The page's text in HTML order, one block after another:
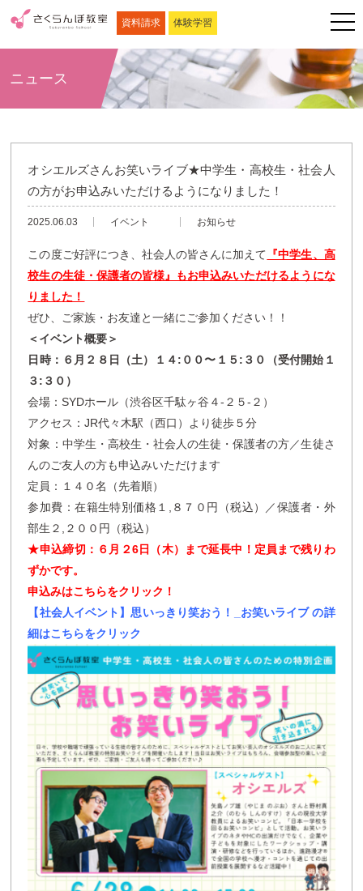
資料請求 体験学習
ニュース
オシエルズさんお笑いライブ★中学生・高校生・社会人
の方がお申込みいただけるようになりました！
2025.06.03 イベント お知らせ
この度ご好評につき、社会人の皆さんに加えて 『中学生、高
校生の生徒・保護者の皆様』もお申込みいただけるようにな
りました！
ぜひ、ご家族・お友達と一緒にご参加ください！！
＜イベント概要＞
日時：６月２８日（土）１４:００〜１５:３０（受付開始１
３:３０）
会場：SYDホール（渋谷区千駄ヶ谷４-２５-２）
アクセス：JR代々木駅（西口）より徒歩５分
対象：中学生・高校生・社会人の生徒・保護者の方／生徒さ
んのご友人の方も申込みいただけます
定員：１４０名（先着順）
参加費：在籍生特別価格１,８７０円（税込）／保護者・外
部生２,２００円（税込）
★申込締切：６月２6日（木）まで延長中！定員まで残りわ
ずかです。
申込みはこちらをクリック！
【社会人イベント】思いっきり笑おう！_お笑いライブ の詳
細はこちらをクリック